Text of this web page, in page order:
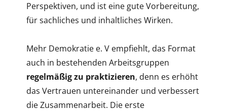
Perspektiven, und ist eine gute Vorbereitung,
für sachliches und inhaltliches Wirken.
Mehr Demokratie e. V empfiehlt, das Format
auch in bestehenden Arbeitsgruppen
regelmäßig zu praktizieren, denn es erhöht
das Vertrauen untereinander und verbessert
die Zusammenarbeit. Die erste